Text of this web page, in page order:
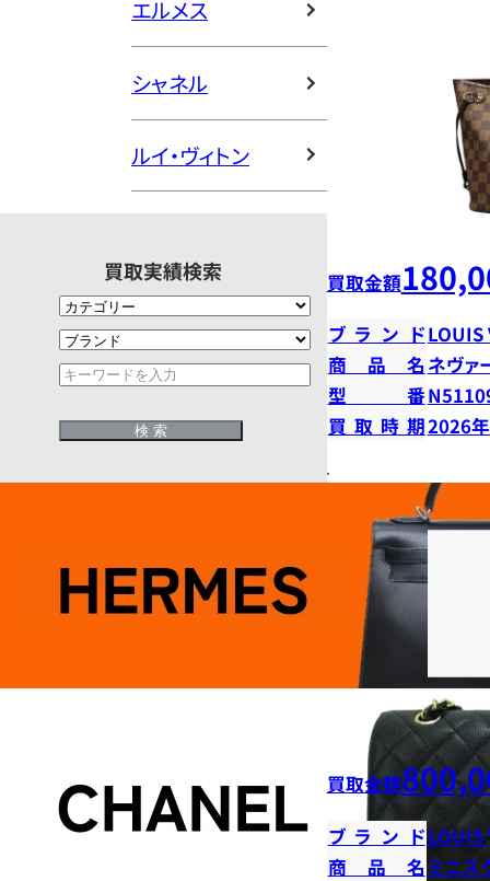
エルメス
シャネル
ルイ・ヴィトン
買取実績検索 買取金額
ブランドLOUIS
商品名 ネヴァ
型番
買取時期2026
買取金額
ブランドLOUIS
商品名 ミニス